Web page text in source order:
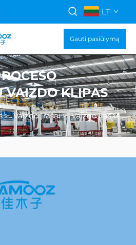
LT
Gauti pasiūlymą
VAIZDO KLIPAS
>Vaizdo Įrašai>Vaizdo įrašas apie gamybos procesą